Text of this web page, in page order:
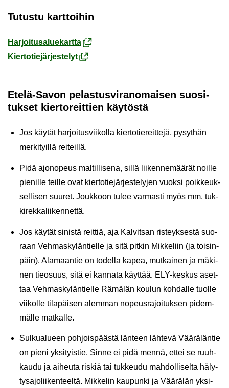
Tu­tus­tu kart­toi­hin
Har­joi­tusa­lue­kart­ta
Kier­to­tie­jär­jes­te­lyt
Etelä-​Savon pe­las­tus­vi­ran­omai­sen suo­si­
tuk­set kier­to­reit­tien käy­tös­tä
Jos käy­tät har­joi­tus­vii­kol­la kier­to­tie­reit­te­jä, py­syt­hän
mer­ki­tyil­lä rei­teil­lä.
Pidä ajo­no­peus mal­til­li­se­na, sillä lii­ken­ne­mää­rät noil­le
pie­nil­le teil­le ovat kier­to­tie­jär­jes­te­ly­jen vuok­si poik­keuk­
sel­li­sen suu­ret. Jouk­koon tulee var­mas­ti myös mm. tuk­
ki­rek­ka­lii­ken­net­tä.
Jos käy­tätsi­nis­tä reit­tiä, aja Kal­vit­san ris­teyk­ses­tä suo­
raan Veh­mas­ky­län­tiel­le ja sitä pit­kin Mik­ke­liin (ja toi­sin­
päin). Ala­maan­tie on to­del­la kapea, mut­kai­nen ja mä­ki­
nen tie­o­suus, sitä ei kan­na­ta käyt­tää. ELY-​keskus aset­
taa Veh­mas­ky­län­tiel­le Rä­mä­län kou­lun koh­dal­le tuol­le
vii­kol­le ti­la­päi­sen alem­man no­peus­ra­joi­tuk­sen pi­dem­
mäl­le mat­kal­le.
Sul­kua­lu­een poh­jois­pääs­tä län­teen läh­te­vä Vää­rä­län­tie
on pieni yk­si­tyis­tie. Sinne ei pidä mennä, ettei se ruuh­
kau­du ja ai­heu­ta ris­kiä tai tuk­keu­du mah­dol­li­sel­ta hä­ly­
tys­ajo­lii­ken­teel­tä. Mik­ke­lin kau­pun­ki ja Vää­rä­län yk­si­